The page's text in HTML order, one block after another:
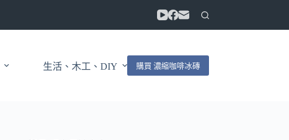
生活、木工、DIY 購買 濃縮咖啡冰磚